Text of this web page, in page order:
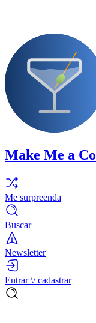
Make Me a
Me surpreenda
Buscar
Newsletter
Entrar \/ cadastrar